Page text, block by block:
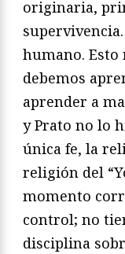
originaria,
humano. Esto
debemos
aprender a
y Prato no lo
única fe, la
religión del
momento
control; no
disciplina